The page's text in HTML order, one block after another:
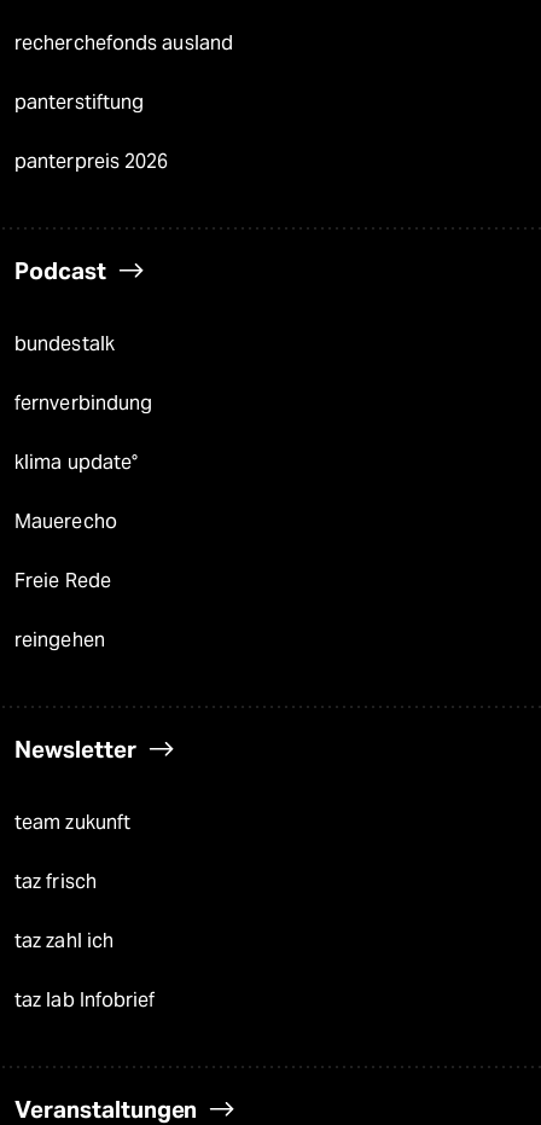
recherchefonds ausland
panterstiftung
panterpreis 2026
Podcast
bundestalk
fernverbindung
klima update°
Mauerecho
Freie Rede
reingehen
Newsletter
team zukunft
taz frisch
taz zahl ich
taz lab Infobrief
Veranstaltungen